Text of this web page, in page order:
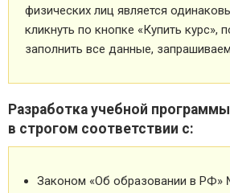
физических лиц является
кликнуть по кнопке «Купить курс»,
заполнить все данные,
Разработка учебной
в строгом соответствии с:
Законом «Об образовании в